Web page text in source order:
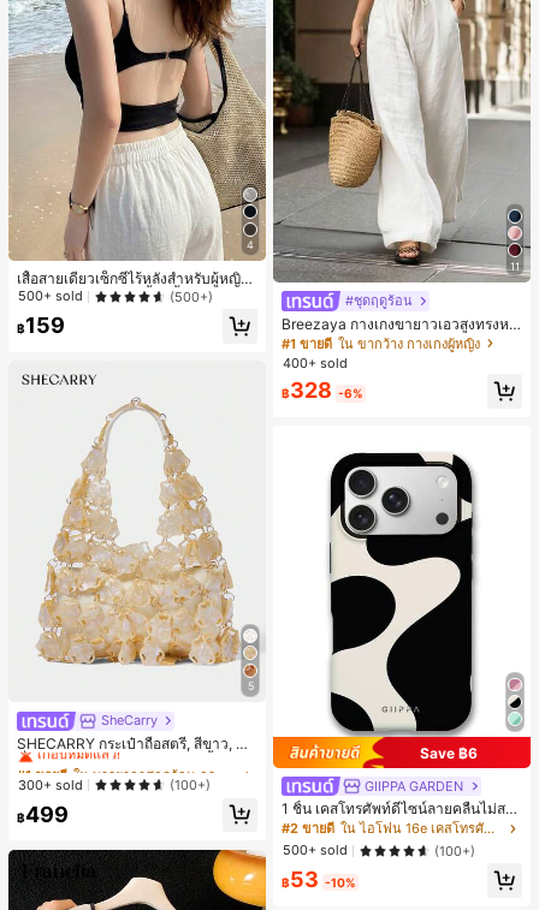
4
เสื้อสายเดี่ยวเซ็กซี่ไร้หลังสำหรับผู้หญิง
พร้อมบราแบบมีฟองน้ำ, เสื้อกล้ามแขน
500+ sold (500+)
฿159
5
SheCarry
SHECARRY กระเป๋าถือสตรี, สีขาว, แฟ
ชั่น, สง่างาม, วันหยุด, งานปาร์ตี้
#1 ขายดี
เกือบหมดแล้ว!
#1 ขายดี
เกือบหมดแล้ว!
#1 ขายดี
เกือบหมดแล้ว!
#1 ขายดี
ใน บรรยากาศฤดูร้อน กระเป๋าหูหิ้วด้านบนผู้หญิง
เกือบหมดแล้ว!
300+ sold (100+)
฿499
11
#ชุดฤดูร้อน
Breezaya กางเกงขายาวเอวสูงทรงหล
วมขาบานสำหรับผู้หญิง สีขาวเรียบหรูส
ไตล์ชิค เหมาะสำหรับใส่เที่ยวทะเล วันห
ยุดพักผ่อนฤดูร้อน ลุคสบายๆ ใส่ได้หลา
ยโอกาสในชีวิตประจำวัน
#1 ขายดี ใน ขากว้าง กางเกงผู้หญิง
400+ sold
฿328 -6%
Save ฿6
GIIPPA GARDEN
1 ชิ้น เคสโทรศัพท์ดีไซน์ลายคลื่นไม่สม
มาตรสำหรับ Phone 17 Pro Max, เหม
าะสำหรับ Phone 16 Pro Max, 15 Pro
Max, 14 Pro Max, เคสโทรศัพท์สไตล์เ
กาหลีและน่าสนใจ, เข้ากันได้กับ 11/12/
13/14/15/16 Pro Max Plus, ดีไซน์หรู
#2 ขายดี
ใน ไอโฟน 16e เคสโทรศัพท์แฟชั่น
500+ sold
(100+)
฿53 -10%